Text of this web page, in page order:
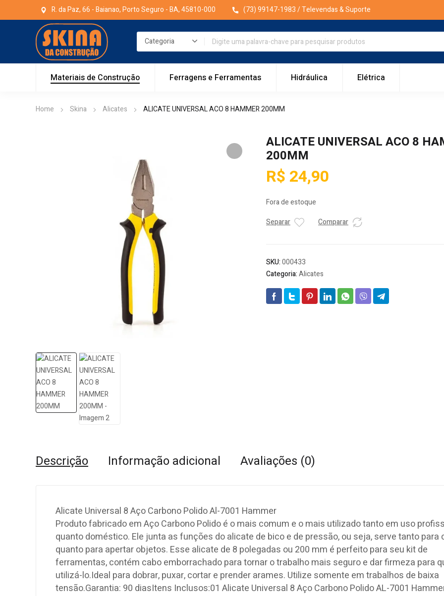
R. da Paz, 66 - Baianao, Porto Seguro - BA, 45810-000 (73) 99147-1983/ Televendas & Suporte
Materiais de Construção Ferragens e Ferramentas Hidráulica Elétrica
Home Skina Alicates ALICATE UNIVERSAL ACO 8 HAMMER 200MM
ALICATE UNIVERSAL ACO 8
200MM
R$ 24,90
Fora de estoque
Separar
Comparar
SKU:000433
Categoria:Alicates
Descrição Informação adicional Avaliações (0)
Alicate Universal 8 Aço Carbono Polido Al-7001 Hammer
Produto fabricado em Aço Carbono Polido é o mais comum e o mais utilizado tanto em uso
quanto doméstico. Ele junta as funções do alicate de bico e de pressão, ou seja, serve tanto para
quanto para apertar objetos. Esse alicate de 8 polegadas ou 200 mm é perfeito para seu kit de
ferramentas, contém cabo emborrachado para tornar o trabalho mais seguro e dar firmeza para
utilizá-lo.Ideal para dobrar, puxar, cortar e prender arames. Utilize somente em trabalhos de baixa
tensão.Garantia: 90 diasItens Inclusos:01 Alicate Universal 8 Aço Carbono Polido AL-7001